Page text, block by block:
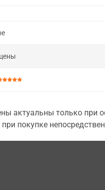
актуальны только при
покупке